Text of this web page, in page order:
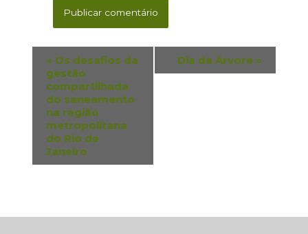
« Os desafios da
gestão
compartilhada
do saneamento
na região
metropolitana
do Rio de
Janeiro
Dia da Árvore »